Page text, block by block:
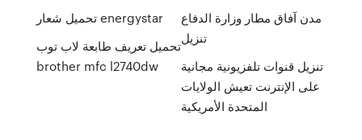
تحميل شعار energystar
تحميل تعريف طابعة لاب توب
brother mfc l2740dw
مدن آفاق مطار وزارة الدفاع
تنزيل
تنزيل قنوات تلفزيونية مجانية
على الإنترنت تعيش الولايات
المتحدة الأمريكية